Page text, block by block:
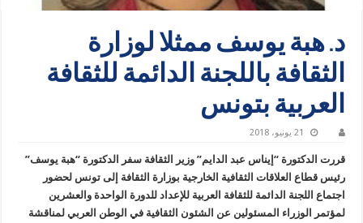
د. هبة يوسف ممثلا لوزارة
الثقافة باللجنة الدائمة للثقافة
العربية بتونس
21 يونيو، 2018
قررت الدكتورة “إيناس عبد الدايم” وزير الثقافة سفر الدكتورة “هبة يوسف”
رئيس قطاع العلاقات الثقافية الخارجية بوزارة الثقافة إلى تونس لحضور
اجتماع اللجنة الدائمة للثقافة العربية للإعداد للدورة الواحدة والعشرين
لمؤتمر الوزراء المسئولين عن الشئون الثقافية في الوطن العربي لمناقشة